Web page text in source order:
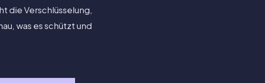
die Verschlüsselung,
was es schützt und